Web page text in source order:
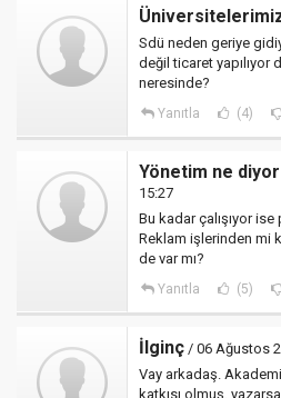
Sdü neden geriye
değil ticaret yapılıyor
neresinde?
Yanıtla (4)
Yönetim ne
15:27
Bu kadar çalışıyor
Reklam işlerinden mi
de var mı?
Yanıtla (5)
İlginç / 06 Ağustos
Vay arkadaş.
katkısı olmuş,